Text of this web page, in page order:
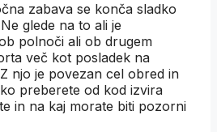
zabava se konča sladko
glede na to ali je
polnoči ali ob drugem
več kot posladek na
njo je povezan cel obred in
preberete od kod izvira
in na kaj morate biti pozorni